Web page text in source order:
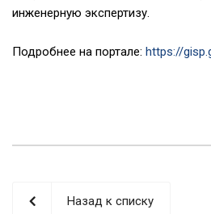
инженерную экспертизу.
Подробнее на портале: https://
Назад к списку